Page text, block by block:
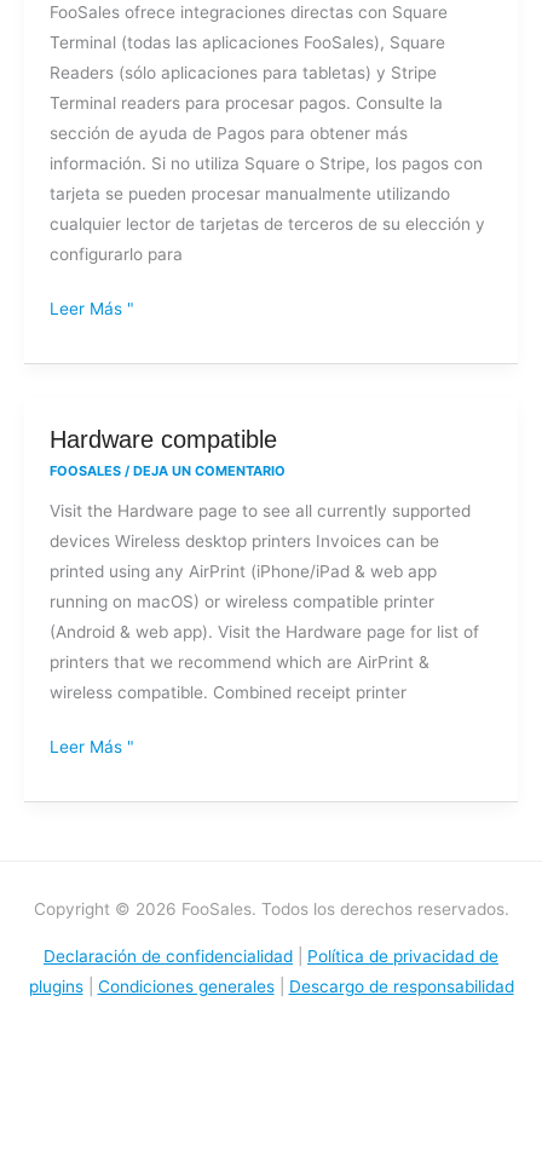
FooSales ofrece integraciones directas con Square
Terminal (todas las aplicaciones FooSales), Square
Readers (sólo aplicaciones para tabletas) y Stripe
Terminal readers para procesar pagos. Consulte la
sección de ayuda de Pagos para obtener más
información. Si no utiliza Square o Stripe, los pagos con
tarjeta se pueden procesar manualmente utilizando
cualquier lector de tarjetas de terceros de su elección y
configurarlo para
se
integra
con
lectores
de
tarjetas
de
terceros?
Leer Más "
Hardware compatible
FOOSALES / DEJA UN COMENTARIO
Visit the Hardware page to see all currently supported
devices Wireless desktop printers Invoices can be
printed using any AirPrint (iPhone/iPad & web app
running on macOS) or wireless compatible printer
(Android & web app). Visit the Hardware page for list of
printers that we recommend which are AirPrint &
wireless compatible. Combined receipt printer
Hardware
compatible
Leer Más "
Copyright © 2026 FooSales. Todos los derechos reservados.
Declaración de confidencialidad
Política de privacidad de
plugins| Condiciones generales| Descargo de responsabilidad